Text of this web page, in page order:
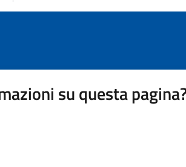
su questa